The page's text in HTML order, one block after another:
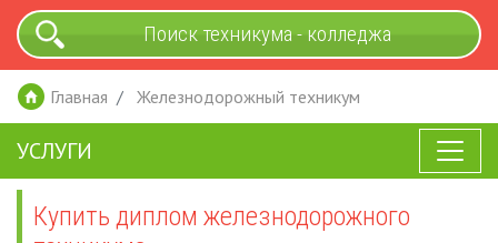
Поиск техникума - колледжа
Главная Железнодорожный техникум
УСЛУГИ
Купить диплом железнодорожного